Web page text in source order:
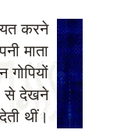
करने
माता
से देखने
थीं।